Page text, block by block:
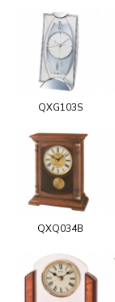
QXG103S
QXQ034B